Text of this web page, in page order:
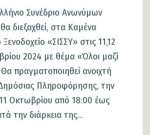
Συνέδριο Ανωνύμων
διεξαχθεί, στα Καμένα
«ΣΙΣΣΥ» στις 11,12
2024 με θέμα «Όλοι μαζί
πραγματοποιηθεί ανοιχτή
Πληροφόρησης, την
Οκτωβρίου από 18:00 έως
την διάρκεια της...